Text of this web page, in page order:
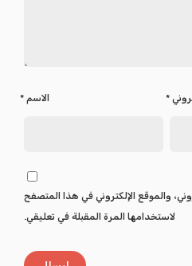
الاسم * *
والموقع الإلكتروني في هذا المتصفح
لاستخدامها المرة المقبلة في تعليقي.